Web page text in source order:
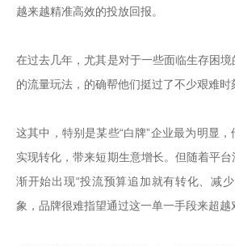
越来越精准高效的投放回报。
在过去几年，尤其是对于一些面临生存困
的流量玩法，的确帮他们挺过了不少艰难时
这其中，特别是某些“白牌”企业最为明显
实现转化，带来短期生意增长。但随着平
渐开始出现“投流预算追加就有转化、减
象，品牌很难指望通过这一单一手段来超越